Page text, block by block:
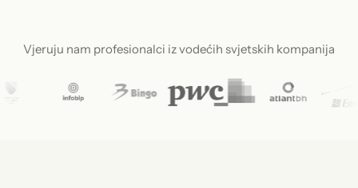
Vjeruju nam profesionalci iz vodećih svjetskih kompanija